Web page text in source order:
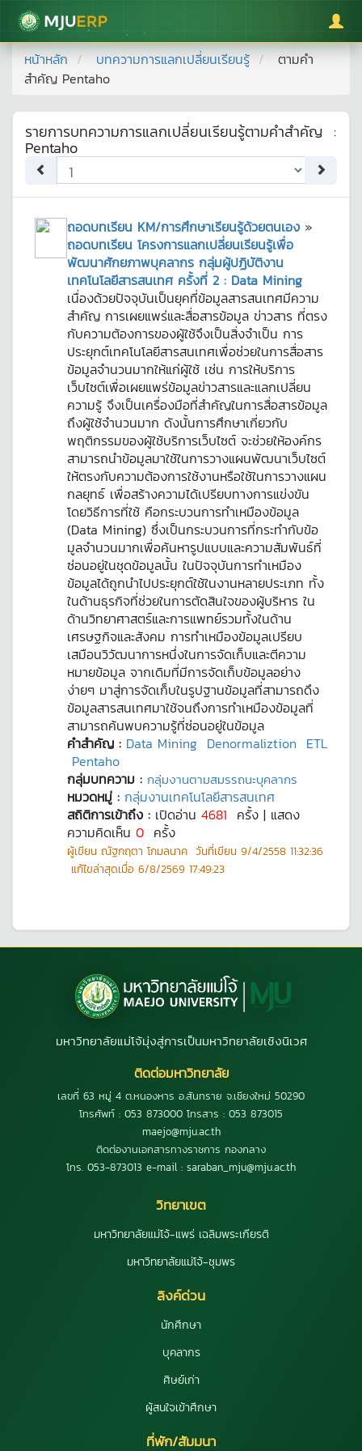
มหาวิทยาลัยแม่โจ้
หน้าหลัก บทความการแลกเปลี่ยนเรียนรู้
ตามคำ
สำคัญ Pentaho
รายการบทความการแลกเปลี่ยนเรียนรู้ตามคำสำคัญ :
Pentaho
ถอดบทเรียน KM/การศึกษาเรียนรู้ด้วยตนเอง »
ถอดบทเรียน โครงการแลกเปลี่ยนเรียนรู้เพื่อ
พัฒนาศักยภาพบุคลากร กลุ่มผู้ปฏิบัติงาน
เทคโนโลยีสารสนเทศ ครั้งที่ 2 : Data Mining
เนื่องด้วยปัจจุบันเป็นยุคที่ข้อมูลสารสนเทศมีความ
สำคัญ การเผยแพร่และสื่อสารข้อมูล ข่าวสาร ที่ตรง
กับความต้องการของผู้ใช้จึงเป็นสิ่งจำเป็น การ
ประยุกต์เทคโนโลยีสารสนเทศเพื่อช่วยในการสื่อสาร
ข้อมูลจำนวนมากให้แก่ผู้ใช้ เช่น การให้บริการ
เว็บไซต์เพื่อเผยแพร่ข้อมูลข่าวสารและแลกเปลี่ยน
ความรู้ จึงเป็นเครื่องมือที่สำคัญในการสื่อสารข้อมูล
ถึงผู้ใช้จำนวนมาก ดังนั้นการศึกษาเกี่ยวกับ
พฤติกรรมของผู้ใช้บริการเว็บไซต์ จะช่วยให้องค์กร
สามารถนำข้อมูลมาใช้ในการวางแผนพัฒนาเว็บไซต์
ให้ตรงกับความต้องการใช้งานหรือใช้ในการวางแผน
กลยุทธ์ เพื่อสร้างความได้เปรียบทางการแข่งขัน
โดยวิธีการที่ใช้ คือกระบวนการทําเหมืองข้อมูล
(Data Mining) ซึ่งเป็นกระบวนการที่กระทํากับข้อ
มูลจํานวนมากเพื่อค้นหารูปแบบและความสัมพันธ์ที่
ซ่อนอยู่ในชุดข้อมูลนั้น ในปัจจุบันการทําเหมือง
ข้อมูลได้ถูกนําไปประยุกต์ใช้ในงานหลายประเภท ทั้ง
ในด้านธุรกิจที่ช่วยในการตัดสินใจของผู้บริหาร ใน
ด้านวิทยาศาสตร์และการแพทย์รวมทั้งในด้าน
เศรษฐกิจและสังคม การทําเหมืองข้อมูลเปรียบ
เสมือนวิวัฒนาการหนึ่งในการจัดเก็บและตีความ
หมายข้อมูล จากเดิมที่มีการจัดเก็บข้อมูลอย่าง
ง่ายๆ มาสู่การจัดเก็บในรูปฐานข้อมูลที่สามารถดึง
ข้อมูลสารสนเทศมาใช้จนถึงการทําเหมืองข้อมูลที่
สามารถค้นพบความรู้ที่ซ่อนอยู่ในข้อมูล
คำสำคัญ : Data Mining Denormaliztion ETL
Pentaho
กลุ่มบทความ : กลุ่มงานตามสมรรถนะบุคลากร
หมวดหมู่ : กลุ่มงานเทคโนโลยีสารสนเทศ
สถิติการเข้าถึง : เปิดอ่าน 4681 ครั้ง | แสดง
ความคิดเห็น 0 ครั้ง
ผู้เขียน ณัฐกฤตา โกมลนาค วันที่เขียน 9/4/2558 11:32:36
แก้ไขล่าสุดเมื่อ 6/8/2569 17:49:23
มหาวิทยาลัยแม่โจ้มุ่งสู่การเป็นมหาวิทยาลัยเชิงนิเวศ
ติดต่อมหาวิทยาลัย
เลขที่ 63 หมู่ 4 ต.หนองหาร อ.สันทราย จ.เชียงใหม่ 50290
โทรศัพท์ : 053 873000 โทรสาร : 053 873015
maejo@mju.ac.th
ติดต่องานเอกสารทางราชการ กองกลาง
โทร. 053-873013 e-mail : saraban_mju@mju.ac.th
วิทยาเขต
มหาวิทยาลัยแม่โจ้-แพร่ เฉลิมพระเกียรติ
มหาวิทยาลัยแม่โจ้-ชุมพร
ลิงค์ด่วน
นักศึกษา
บุคลากร
ศิษย์เก่า
ผู้สนใจเข้าศึกษา
ที่พัก/สัมมนา